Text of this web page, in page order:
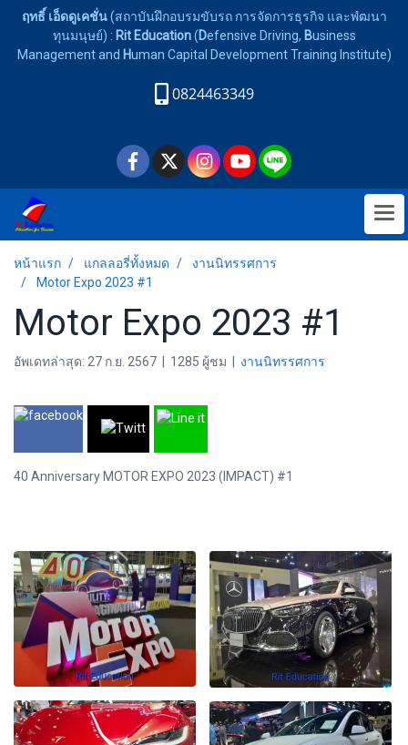
ฤทธิ์ เอ็ดดูเคชั่น(สถาบันฝึกอบรมขับรถ การจัดการธุรกิจ และพํฒนา
ทุนมนุษย์) : Rit Education(Defensive Driving, Business
Management and Human Capital Development Training Institute)
0824463349
หน้าแรก แกลลอรี่ทั้งหมด
งานนิทรรศการ
Motor Expo 2023 #1
Motor Expo 2023 #1
อัพเดทล่าสุด: 27 ก.ย. 2567 1285 ผู้ชม งานนิทรรศการ
40 Anniversary MOTOR EXPO 2023 (IMPACT) #1